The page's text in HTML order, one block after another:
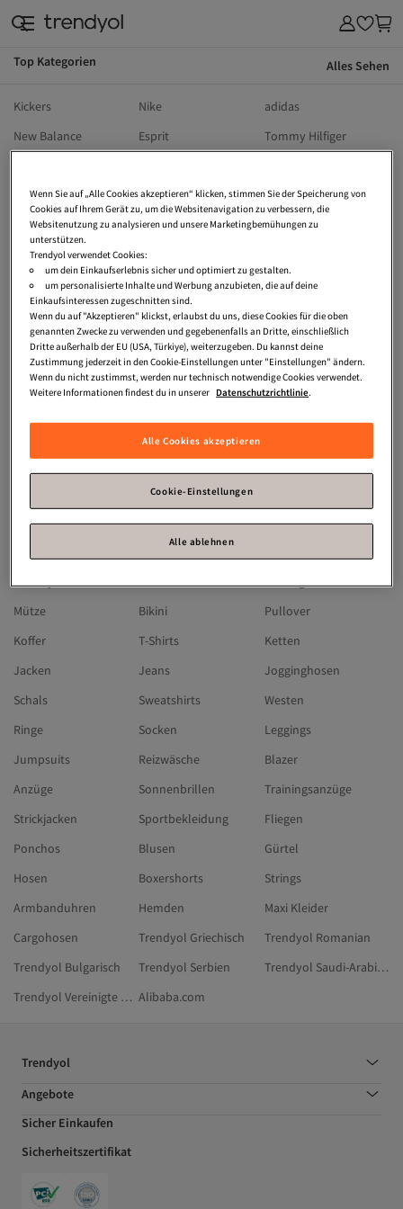
Top Kategorien Alles Sehen
Kickers Nike
adidas
New Balance
Esprit
Tommy Hilfiger
Wellensteyn
Calvin Klein
Puma
UGG
Hollister
Vans
Dr Martens
Ralph Lauren
Vivienne Westwood
Only
Jack Wolfskin
Armedangels
Sansibar
Crocs
Tetri
Tom Tailor
Heine
Vero Moda
Tamaris
Converse
Hugo Boss
Moncler
Under Armour
Jaguar
Reebok
Lacoste
Gerry Weber
Camp David
Winterjacken
Kleider
Ohrringe
Mütze
Bikini
Pullover
Koffer
T-Shirts
Ketten
Jacken
Jeans
Jogginghosen
Schals
Sweatshirts
Westen
Ringe
Socken
Leggings
Jumpsuits
Reizwäsche
Blazer
Anzüge
Sonnenbrillen
Trainingsanzüge
Strickjacken
Sportbekleidung
Fliegen
Ponchos
Blusen
Gürtel
Hosen
Boxershorts
Strings
Armbanduhren
Hemden
Maxi Kleider
Cargohosen
Trendyol Griechisch
Trendyol Romanian
Trendyol Bulgarisch
Trendyol Serbien
Trendyol Saudi-Arabien
Trendyol Vereinigte Arabische Emirate Alibaba.com
Trendyol
Angebote
Sicher Einkaufen
Sicherheitszertifikat
Wenn Sie auf „Alle Cookies akzeptieren“ klicken, stimmen Sie der Speicherung von
Cookies auf Ihrem Gerät zu, um die Websitenavigation zu verbessern, die
Websitenutzung zu analysieren und unsere Marketingbemühungen zu
unterstützen.
Trendyol verwendet Cookies:
um dein Einkaufserlebnis sicher und optimiert zu gestalten.
um personalisierte Inhalte und Werbung anzubieten, die auf deine
Einkaufsinteressen zugeschnitten sind.
Wenn du auf "Akzeptieren" klickst, erlaubst du uns, diese Cookies für die oben
genannten Zwecke zu verwenden und gegebenenfalls an Dritte, einschließlich
Dritte außerhalb der EU (USA, Türkiye), weiterzugeben. Du kannst deine
Zustimmung jederzeit in den Cookie-Einstellungen unter "Einstellungen" ändern.
Wenn du nicht zustimmst, werden nur technisch notwendige Cookies verwendet.
Weitere Informationen findest du in unserer Datenschutzrichtlinie.
Alle Cookies akzeptieren
Cookie-Einstellungen
Alle ablehnen